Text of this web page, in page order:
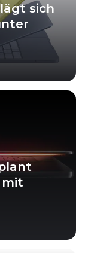
sich
mit